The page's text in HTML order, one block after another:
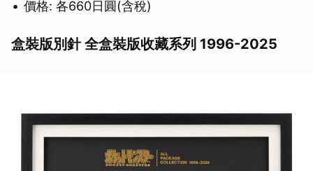
價格: 各660日圓(含稅)
盒裝版別針 全盒裝版收藏系列 1996-2025